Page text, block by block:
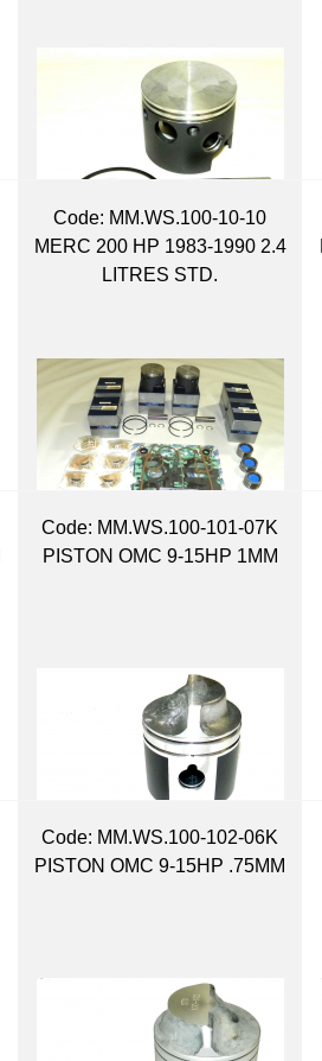
Code: MM.WS.100-10-10
MERC 200 HP 1983-1990 2.4
LITRES STD.
Code: MM.WS.100-101-07K
PISTON OMC 9-15HP 1MM
Code: MM.WS.100-102-06K
PISTON OMC 9-15HP .75MM